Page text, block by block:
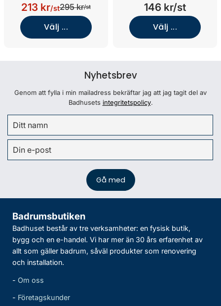
213 kr/st295 kr/st
Välj ...
146 kr/st
Välj ...
Nyhetsbrev
Genom att fylla i min mailadress bekräftar jag att jag tagit del av
Badhusets integritetspolicy.
Badrumsbutiken
Badhuset består av tre verksamheter: en fysisk butik,
bygg och en e-handel. Vi har mer än 30 års erfarenhet av
allt som gäller badrum, såväl produkter som renovering
och installation.
- Om oss
- Företagskunder